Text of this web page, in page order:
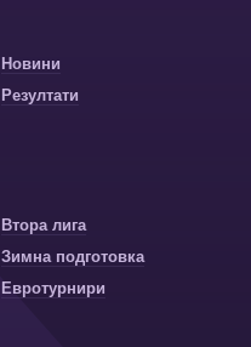
Новини
Резултати
Втора лига
Зимна подготовка
Евротурнири